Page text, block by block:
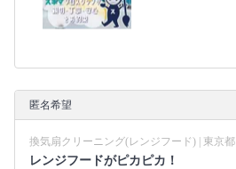
匿名希望
換気扇クリーニング(レンジフード) | 東京都
レンジフードがピカピカ！